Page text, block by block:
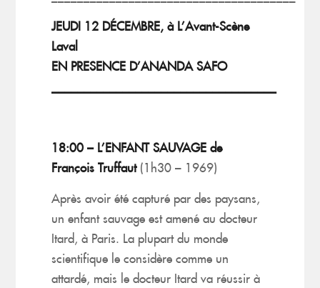
JEUDI 12 DÉCEMBRE, à L’Avant-Scène
Laval
EN PRESENCE D’ANANDA SAFO
18:00 – L’ENFANT SAUVAGE de
François Truffaut (1h30 – 1969)
Après avoir été capturé par des paysans,
un enfant sauvage est amené au docteur
Itard, à Paris. La plupart du monde
scientifique le considère comme un
attardé, mais le docteur Itard va réussir à